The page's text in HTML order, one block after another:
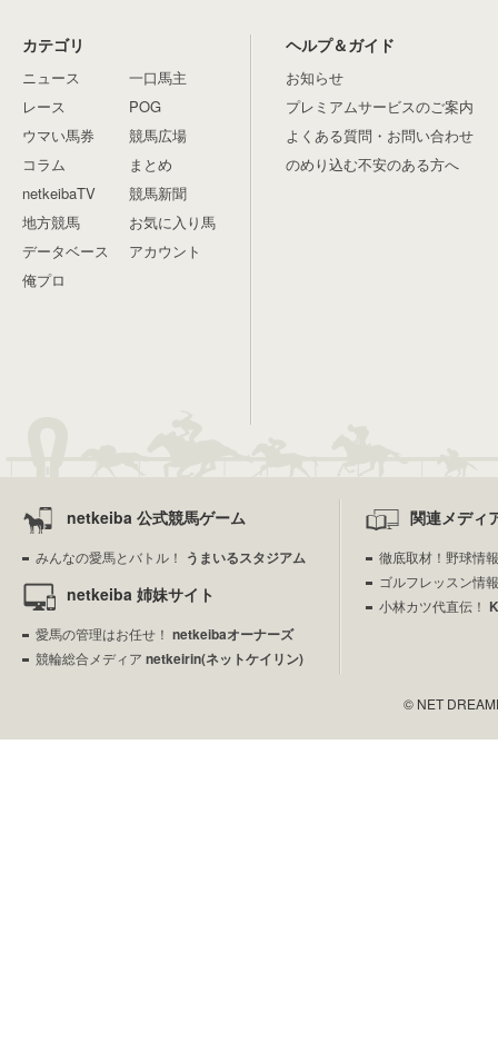
カテゴリ
ニュース
レース
ウマい馬券
コラム
netkeibaTV
地方競馬
データベース
俺プロ
一口馬主
POG
競馬広場
まとめ
競馬新聞
お気に入り馬
アカウント
ヘルプ＆ガイド
お知らせ
プレミアムサービスのご案内
よくある質問・お問い合わせ
のめり込む不安のある方へ
netkeiba 公式競馬ゲーム
みんなの愛馬とバトル！ うまいるスタジアム
netkeiba 姉妹サイト
愛馬の管理はお任せ！ netkeibaオーナーズ
競輪総合メディア netkeirin(ネットケイリン)
関連メディ
徹底取材！野球情
ゴルフレッスン情
小林カツ代直伝！
© NET